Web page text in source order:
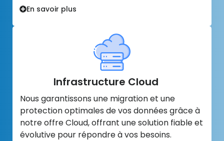
En savoir plus
Infrastructure Cloud
Nous garantissons une migration et une
protection optimales de vos données grâce à
notre offre Cloud, offrant une solution fiable et
évolutive pour répondre à vos besoins.